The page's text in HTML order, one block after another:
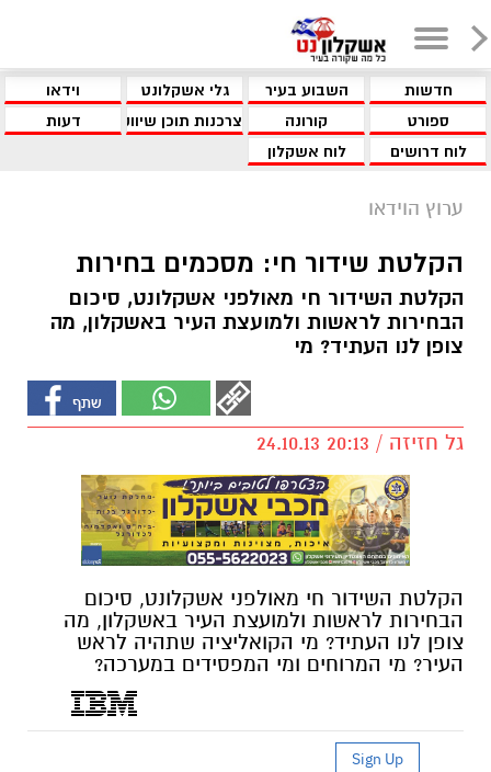
חדשות השבוע בעיר גלי אשקלונט
וידאו
ספורט
קורונה צרכנות תוכן שיווקי
דעות
לוח דרושים
לוח אשקלון
ערוץ הוידאו
הקלטת שידור חי: מסכמים בחירות
הקלטת השידור חי מאולפני אשקלונט, סיכום
הבחירות לראשות ולמועצת העיר באשקלון, מה
צופן לנו העתיד? מי
גל חזיזה / 20:13 24.10.13
הקלטת השידור חי מאולפני אשקלונט, סיכום
הבחירות לראשות ולמועצת העיר באשקלון, מה
צופן לנו העתיד? מי הקואליציה שתהיה לראש
העיר? מי המרוחים ומי המפסידים במערכה?